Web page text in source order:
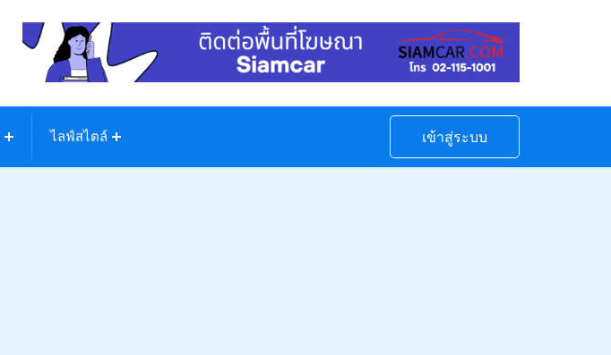
ไลฟ์สไตล์ เข้าสู่ระบบ